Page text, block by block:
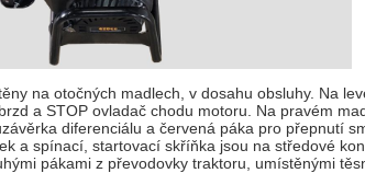
na otočných madlech, v dosahu obsluhy. Na
a STOP ovladač chodu motoru. Na pravém
diferenciálu a červená páka pro přepnutí
a spínací, startovací skříňka jsou na středové
pákami z převodovky traktoru, umístěnými